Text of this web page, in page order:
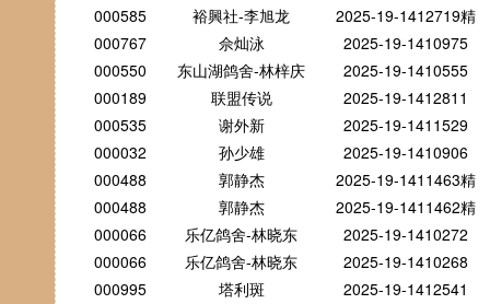
000585
裕興社-李旭龙
2025-19-1412719精
000767
佘灿泳
2025-19-1410975
000550
东山湖鸽舍-林梓庆
2025-19-1410555
000189
联盟传说
2025-19-1412811
000535
谢外新
2025-19-1411529
000032
孙少雄
2025-19-1410906
000488
郭静杰
2025-19-1411463精
000488
郭静杰
2025-19-1411462精
000066
乐亿鸽舍-林晓东
2025-19-1410272
000066
乐亿鸽舍-林晓东
2025-19-1410268
000995
塔利斑
2025-19-1412541